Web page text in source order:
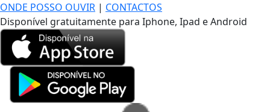
ONDE POSSO OUVIR | CONTACTOS
Disponível gratuitamente para Iphone, Ipad e Android